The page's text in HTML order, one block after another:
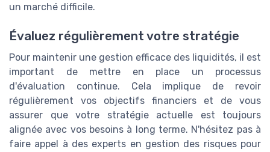
un marché difficile.
Évaluez régulièrement votre stratégie
Pour maintenir une gestion efficace des liquidités, il est
important de mettre en place un processus
d'évaluation continue. Cela implique de revoir
régulièrement vos objectifs financiers et de vous
assurer que votre stratégie actuelle est toujours
alignée avec vos besoins à long terme. N'hésitez pas à
faire appel à des experts en gestion des risques pour